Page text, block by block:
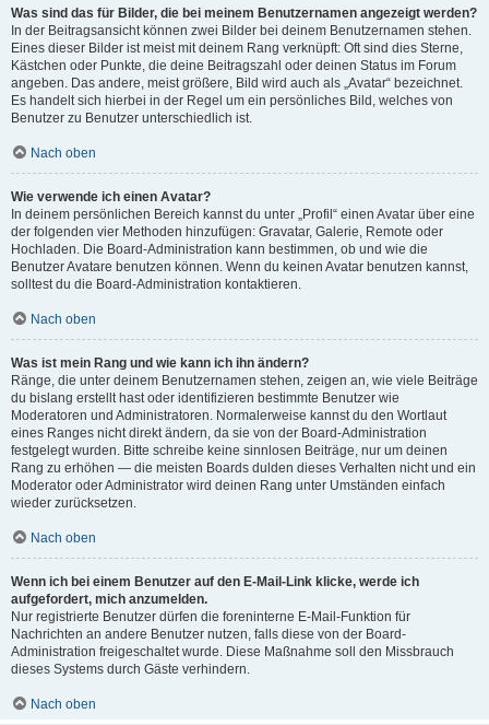
Was sind das für Bilder, die bei meinem Benutzernamen angezeigt werden?
In der Beitragsansicht können zwei Bilder bei deinem Benutzernamen stehen.
Eines dieser Bilder ist meist mit deinem Rang verknüpft: Oft sind dies Sterne,
Kästchen oder Punkte, die deine Beitragszahl oder deinen Status im Forum
angeben. Das andere, meist größere, Bild wird auch als „Avatar“ bezeichnet.
Es handelt sich hierbei in der Regel um ein persönliches Bild, welches von
Benutzer zu Benutzer unterschiedlich ist.
Nach oben
Wie verwende ich einen Avatar?
In deinem persönlichen Bereich kannst du unter „Profil“ einen Avatar über eine
der folgenden vier Methoden hinzufügen: Gravatar, Galerie, Remote oder
Hochladen. Die Board-Administration kann bestimmen, ob und wie die
Benutzer Avatare benutzen können. Wenn du keinen Avatar benutzen kannst,
solltest du die Board-Administration kontaktieren.
Nach oben
Was ist mein Rang und wie kann ich ihn ändern?
Ränge, die unter deinem Benutzernamen stehen, zeigen an, wie viele Beiträge
du bislang erstellt hast oder identifizieren bestimmte Benutzer wie
Moderatoren und Administratoren. Normalerweise kannst du den Wortlaut
eines Ranges nicht direkt ändern, da sie von der Board-Administration
festgelegt wurden. Bitte schreibe keine sinnlosen Beiträge, nur um deinen
Rang zu erhöhen — die meisten Boards dulden dieses Verhalten nicht und ein
Moderator oder Administrator wird deinen Rang unter Umständen einfach
wieder zurücksetzen.
Nach oben
Wenn ich bei einem Benutzer auf den E-Mail-Link klicke, werde ich
aufgefordert, mich anzumelden.
Nur registrierte Benutzer dürfen die foreninterne E-Mail-Funktion für
Nachrichten an andere Benutzer nutzen, falls diese von der Board-
Administration freigeschaltet wurde. Diese Maßnahme soll den Missbrauch
dieses Systems durch Gäste verhindern.
Nach oben